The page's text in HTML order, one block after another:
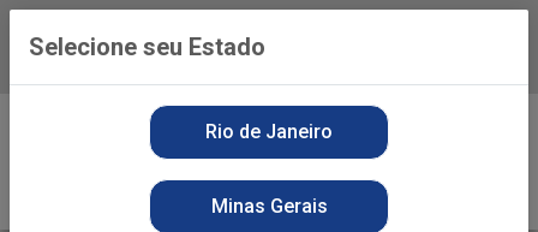
Baixe já o APP da Playvender
Selecione seu Estado
Rio de Janeiro
Minas Gerais